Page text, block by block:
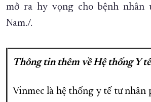
mở ra hy vọng cho bệnh nhân
Nam./.
Thông tin thêm về Hệ thống Y
Vinmec là hệ thống y tế tư